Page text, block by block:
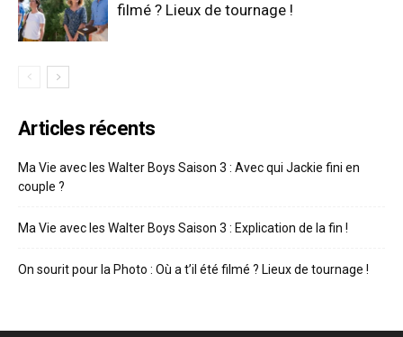
filmé ? Lieux de tournage !
Articles récents
Ma Vie avec les Walter Boys Saison 3 : Avec qui Jackie fini en
couple ?
Ma Vie avec les Walter Boys Saison 3 : Explication de la fin !
On sourit pour la Photo : Où a t’il été filmé ? Lieux de tournage !